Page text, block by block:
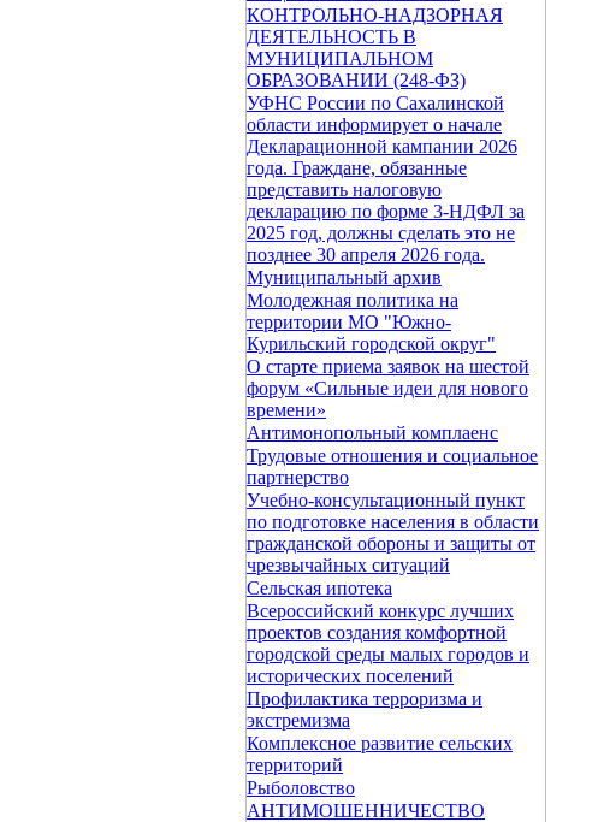
КОНТРОЛЬНО-НАДЗОРНАЯ
ДЕЯТЕЛЬНОСТЬ В
МУНИЦИПАЛЬНОМ
ОБРАЗОВАНИИ (248-ФЗ)
УФНС России по Сахалинской
области информирует о начале
Декларационной кампании 2026
года. Граждане, обязанные
представить налоговую
декларацию по форме 3-НДФЛ за
2025 год, должны сделать это не
позднее 30 апреля 2026 года.
Муниципальный архив
Молодежная политика на
территории МО "Южно-
Курильский городской округ"
О старте приема заявок на шестой
форум «Сильные идеи для нового
времени»
Антимонопольный комплаенс
Трудовые отношения и социальное
партнерство
Учебно-консультационный пункт
по подготовке населения в области
гражданской обороны и защиты от
чрезвычайных ситуаций
Сельская ипотека
Всероссийский конкурс лучших
проектов создания комфортной
городской среды малых городов и
исторических поселений
Профилактика терроризма и
экстремизма
Комплексное развитие сельских
территорий
Рыболовство
АНТИМОШЕННИЧЕСТВО